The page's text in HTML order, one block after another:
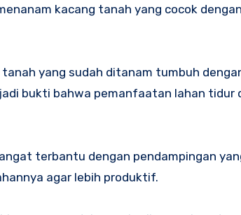
kacang tanah yang cocok
yang sudah ditanam tumbuh
bukti bahwa pemanfaatan lahan
terbantu dengan pendampingan
agar lebih produktif.